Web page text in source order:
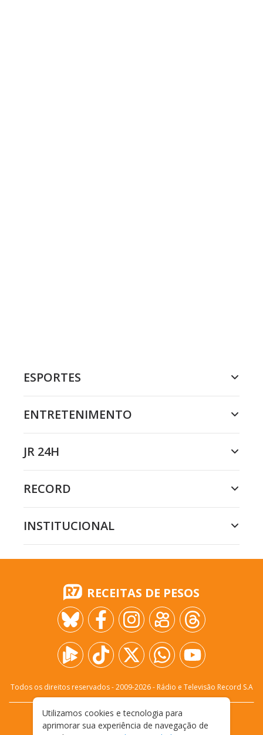
ESPORTES
ENTRETENIMENTO
JR 24H
RECORD
INSTITUCIONAL
RECEITAS DE PESOS
Todos os direitos reservados - 2009-2026- Rádio e Televisão Record S.A
FALE CONOSCO
PRIVACIDADE
Utilizamos cookies e tecnologia para
aprimorar sua experiência de navegação de